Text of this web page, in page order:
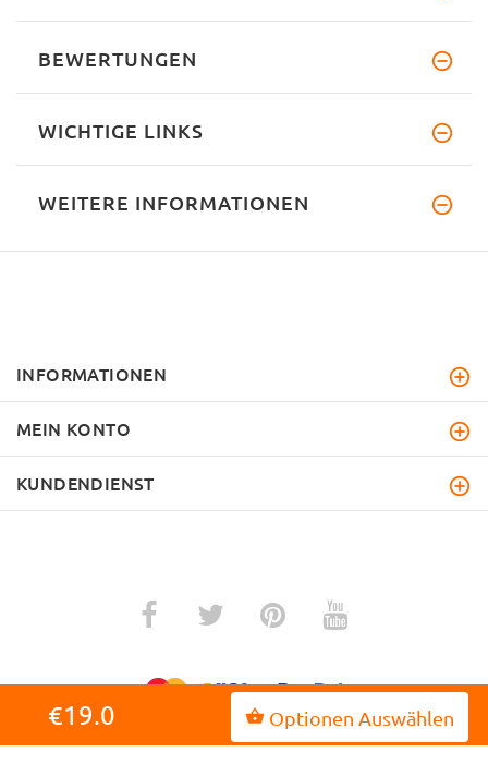
€19.0 Optionen Auswählen
BEWERTUNGEN
WICHTIGE LINKS
WEITERE INFORMATIONEN
INFORMATIONEN
MEIN KONTO
KUNDENDIENST